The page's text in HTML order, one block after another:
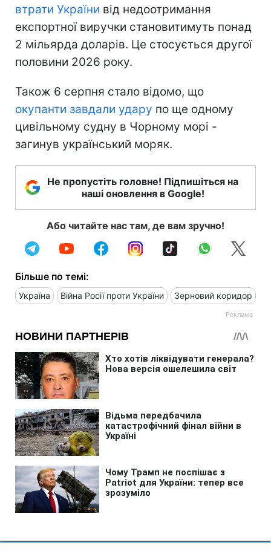
втрати України від недоотримання
експортної виручки становитимуть понад
2 мільярда доларів. Це стосується другої
половини 2026 року.
Також 6 серпня стало відомо, що
окупанти завдали удару по ще одному
цивільному судну в Чорному морі -
загинув український моряк.
Не пропустіть головне! Підпишіться на
наші оновлення в Google!
Або читайте нас там, де вам зручно!
Більше по темі:
Україна Війна Росії проти України Зерновий коридор